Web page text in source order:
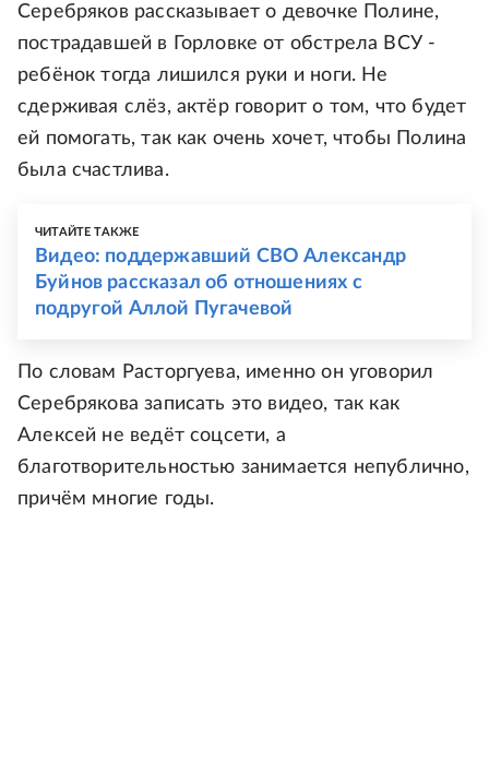
Серебряков рассказывает о девочке Полине,
пострадавшей в Горловке от обстрела ВСУ -
ребёнок тогда лишился руки и ноги. Не
сдерживая слёз, актёр говорит о том, что будет
ей помогать, так как очень хочет, чтобы Полина
была счастлива.
ЧИТАЙТЕ ТАКЖЕ
Видео: поддержавший СВО Александр
Буйнов рассказал об отношениях с
подругой Аллой Пугачевой
По словам Расторгуева, именно он уговорил
Серебрякова записать это видео, так как
Алексей не ведёт соцсети, а
благотворительностью занимается непублично,
причём многие годы.